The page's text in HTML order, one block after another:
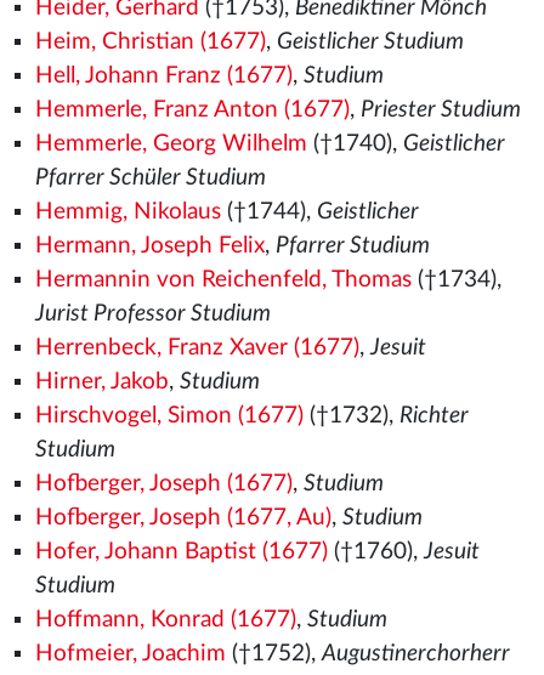
Heider, Gerhard (†1753), Benediktiner Mönch
Heim, Christian (1677), Geistlicher Studium
Hell, Johann Franz (1677), Studium
Hemmerle, Franz Anton (1677), Priester Studium
Hemmerle, Georg Wilhelm (†1740), Geistlicher
Pfarrer Schüler Studium
Hemmig, Nikolaus(†1744), Geistlicher
Hermann, Joseph Felix, Pfarrer Studium
Hermannin von Reichenfeld, Thomas(†1734),
Jurist Professor Studium
Herrenbeck, Franz Xaver (1677),Jesuit
Hirner, Jakob, Studium
Hirschvogel, Simon (1677)(†1732), Richter
Studium
Hofberger, Joseph (1677), Studium
Hofberger, Joseph (1677, Au), Studium
Hofer, Johann Baptist (1677)(†1760),Jesuit
Studium
Hoffmann, Konrad (1677), Studium
Hofmeier, Joachim (†1752),Augustinerchorherr